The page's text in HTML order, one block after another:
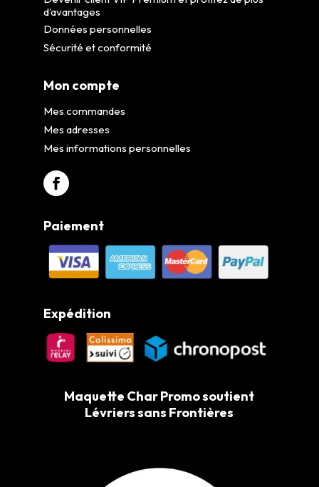
d’avantages
Données personnelles
Sécurité et conformité
Mon compte
Mes commandes
Mes adresses
Mes informations personnelles
Paiement
Expédition
Maquette Char Promo soutient
Lévriers sans Frontières